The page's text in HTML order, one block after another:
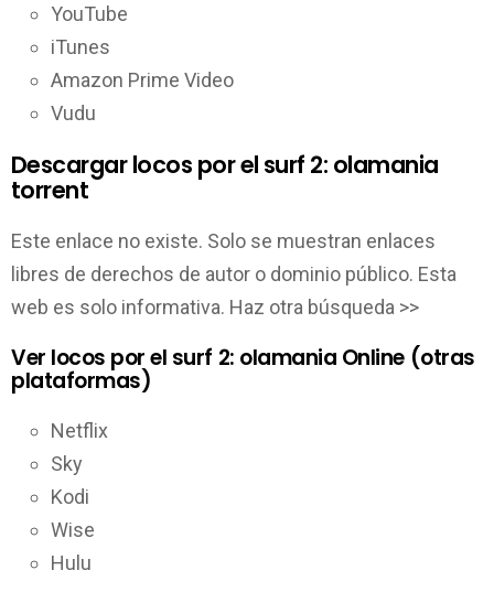
YouTube
iTunes
Amazon Prime Video
Vudu
Descargar locos por el surf 2: olamania
torrent
Este enlace no existe. Solo se muestran enlaces
libres de derechos de autor o dominio público. Esta
web es solo informativa. Haz otra búsqueda >>
Ver locos por el surf 2: olamania Online (otras
plataformas)
Netflix
Sky
Kodi
Wise
Hulu